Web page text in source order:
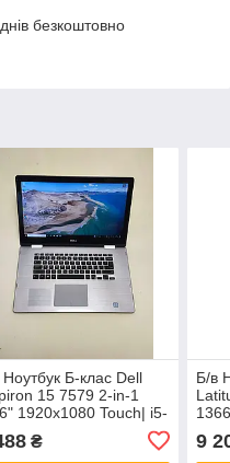
безкоштовно
Ноутбук Б-клас Dell
15 7579 2-in-1
1920x1080 Touch| i5-
8GB RAM| 256GB
HD 620
₴
Б/в
HD
9